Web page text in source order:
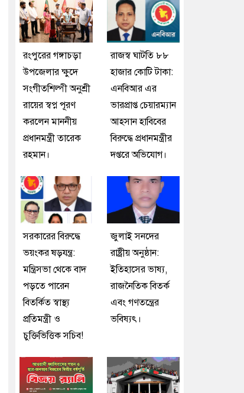
রংপুরের গঙ্গাচড়া
উপজেলার ক্ষুদে
সংগীতশিল্পী অনুশ্রী
রায়ের স্বপ্ন পূরণ
করলেন মাননীয়
প্রধানমন্ত্রী তারেক
রহমান।
রাজস্ব ঘাটতি ৮৮
হাজার কোটি টাকা:
এনবিআর এর
ভারপ্রাপ্ত চেয়ারম্যান
আহসান হাবিবের
বিরুদ্ধে প্রধানমন্ত্রীর
দপ্তরে অভিযোগ।
সরকারের বিরুদ্ধে
ভয়ংকর ষড়যন্ত্র:
মন্ত্রিসভা থেকে বাদ
পড়তে পারেন
বিতর্কিত স্বাস্থ্য
প্রতিমন্ত্রী ও
চুক্তিভিত্তিক সচিব!
জুলাই সনদের
রাষ্ট্রীয় অনুষ্ঠান:
ইতিহাসের ভাষ্য,
রাজনৈতিক বিতর্ক
এবং গণতন্ত্রের
ভবিষ্যৎ।